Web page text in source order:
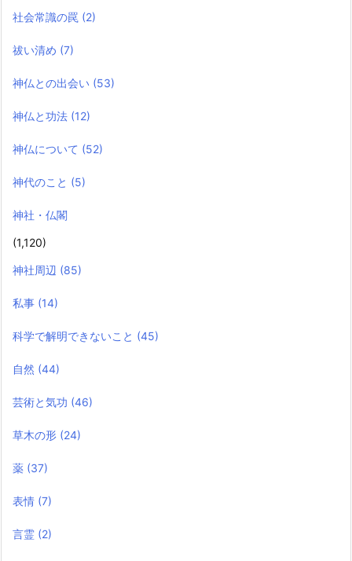
社会常識の罠 (2)
祓い清め (7)
神仏との出会い (53)
神仏と功法 (12)
神仏について (52)
神代のこと (5)
神社・仏閣
(1,120)
神社周辺 (85)
私事 (14)
科学で解明できないこと (45)
自然 (44)
芸術と気功 (46)
草木の形 (24)
薬 (37)
表情 (7)
言霊 (2)